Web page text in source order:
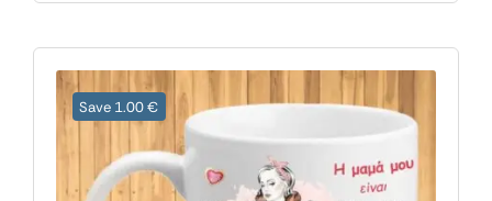
Save 1.00 €